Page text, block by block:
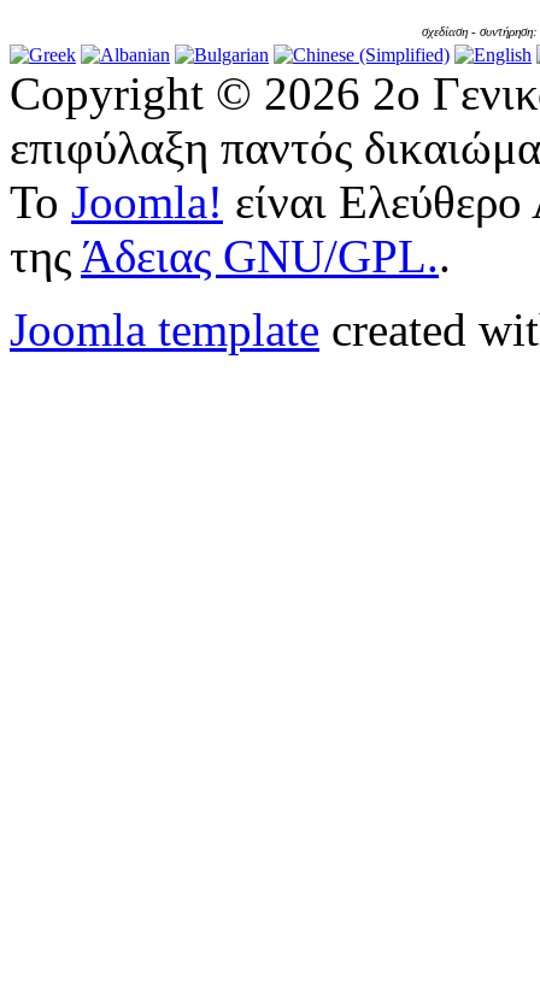
σχεδίαση -
Copyright © 2026 2ο
επιφύλαξη παντός
Το Joomla! είναι Ελεύθερο
της Άδειας GNU/GPL..
Joomla template created